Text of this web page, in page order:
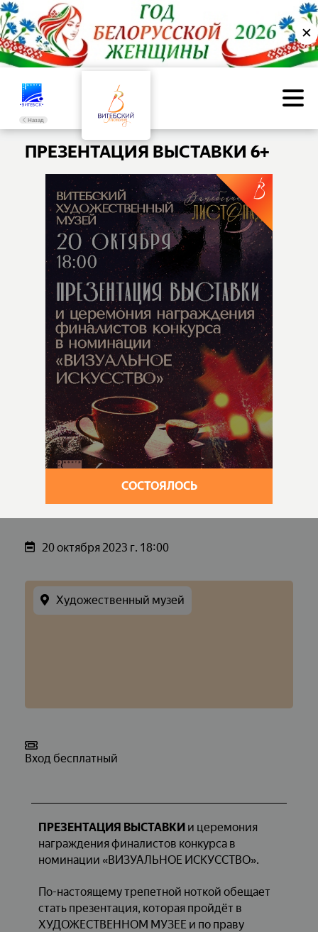
✕
Назад
ПРЕЗЕНТАЦИЯ ВЫСТАВКИ 6+
СОСТОЯЛОСЬ
20 октября 2023 г. 18:00
Художественный музей
Вход бесплатный
ПРЕЗЕНТАЦИЯ ВЫСТАВКИ и церемония
награждения финалистов конкурса в
номинации «ВИЗУАЛЬНОЕ ИСКУССТВО».
По-настоящему трепетной ноткой обещает
стать презентация, которая пройдёт в
ХУДОЖЕСТВЕННОМ МУЗЕЕ и по праву